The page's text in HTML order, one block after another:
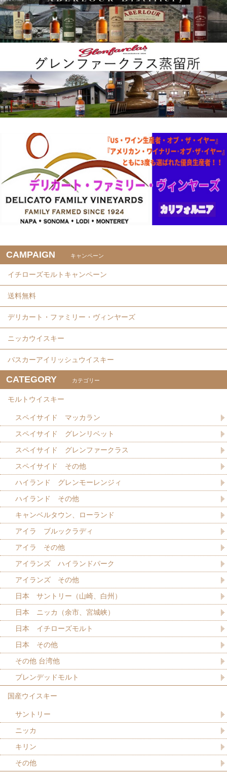
CAMPAIGN キャンペーン
イチローズモルトキャンペーン
送料無料
デリカート・ファミリー・ヴィンヤーズ
ニッカウイスキー
バスカーアイリッシュウイスキー
CATEGORY カテゴリー
モルトウイスキー
スペイサイド マッカラン
スペイサイド グレンリベット
スペイサイド グレンファークラス
スペイサイド その他
ハイランド グレンモーレンジィ
ハイランド その他
キャンベルタウン、ローランド
アイラ ブルックラディ
アイラ その他
アイランズ ハイランドパーク
アイランズ その他
日本 サントリー（山崎、白州）
日本 ニッカ（余市、宮城峡）
日本 イチローズモルト
日本 その他
その他 台湾他
ブレンデッドモルト
国産ウイスキー
サントリー
ニッカ
キリン
その他